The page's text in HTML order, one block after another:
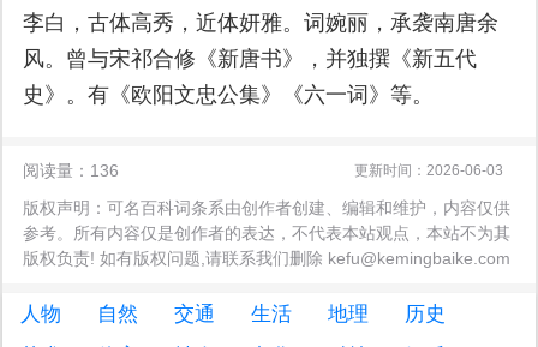
李白，古体高秀，近体妍雅。词婉丽，承袭南唐余
风。曾与宋祁合修《新唐书》，并独撰《新五代
史》。有《欧阳文忠公集》《六一词》等。
阅读量：136 更新时间：2026-06-03
版权声明：可名百科词条系由创作者创建、编辑和维护，内容仅供
参考。所有内容仅是创作者的表达，不代表本站观点，本站不为其
版权负责! 如有版权问题,请联系我们删除 kefu@kemingbaike.com
人物 自然 交通 生活 地理
历史